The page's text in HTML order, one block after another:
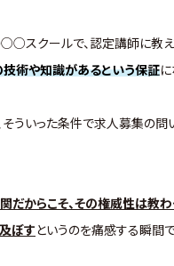
スクールで、認定講師に教え
術や知識があるという保証
ういった条件で求人募集の問
だからこそ、その権威性は教
ぼすというのを痛感する瞬間